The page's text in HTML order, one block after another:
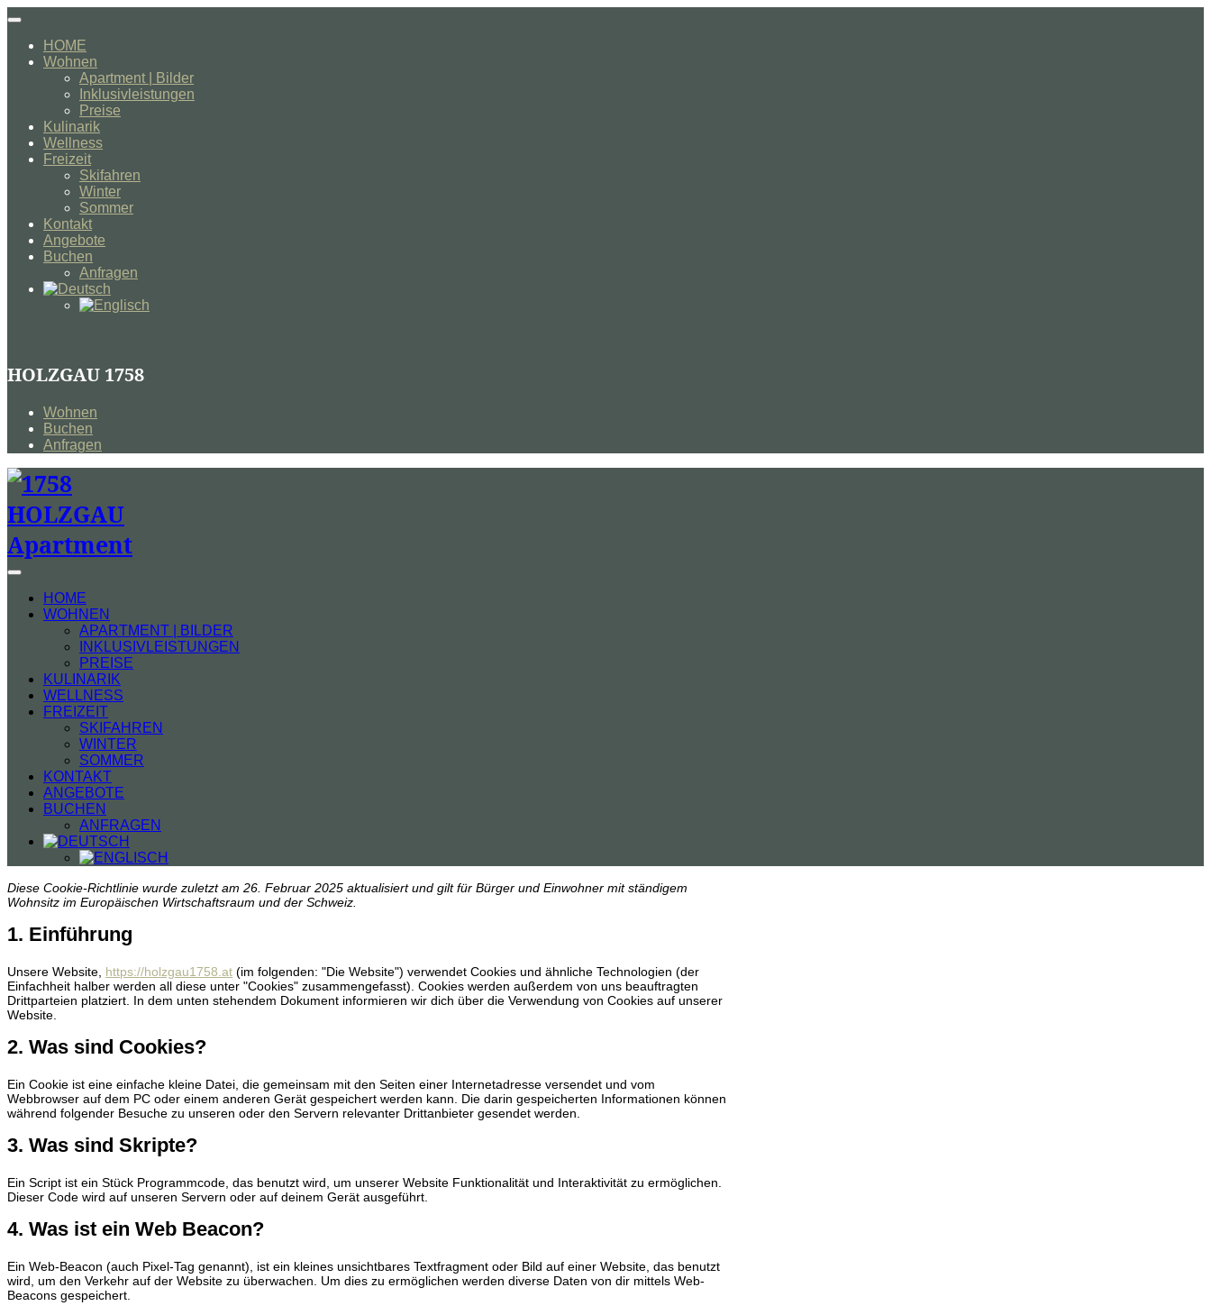
Navigation
umschalten
HOME
Wohnen
Apartment | Bilder
Inklusivleistungen
Preise
Kulinarik
Wellness
Freizeit
Skifahren
Winter
Sommer
Kontakt
Angebote
Buchen
Anfragen
HOLZGAU 1758
Wohnen
Buchen
Anfragen
Seitenleiste
Navigation
umschalten
HOME
WOHNEN
APARTMENT | BILDER
INKLUSIVLEISTUNGEN
PREISE
KULINARIK
WELLNESS
FREIZEIT
SKIFAHREN
WINTER
SOMMER
KONTAKT
ANGEBOTE
BUCHEN
ANFRAGEN
Diese Cookie-Richtlinie wurde zuletzt am 26. Februar 2025 aktualisiert und gilt für Bürger und Einwohner mit ständigem
Wohnsitz im Europäischen Wirtschaftsraum und der Schweiz.
1. Einführung
Unsere Website, https://holzgau1758.at (im folgenden: "Die Website") verwendet Cookies und ähnliche Technologien (der
Einfachheit halber werden all diese unter "Cookies" zusammengefasst). Cookies werden außerdem von uns beauftragten
Drittparteien platziert. In dem unten stehendem Dokument informieren wir dich über die Verwendung von Cookies auf unserer
Website.
2. Was sind Cookies?
Ein Cookie ist eine einfache kleine Datei, die gemeinsam mit den Seiten einer Internetadresse versendet und vom
Webbrowser auf dem PC oder einem anderen Gerät gespeichert werden kann. Die darin gespeicherten Informationen können
während folgender Besuche zu unseren oder den Servern relevanter Drittanbieter gesendet werden.
3. Was sind Skripte?
Ein Script ist ein Stück Programmcode, das benutzt wird, um unserer Website Funktionalität und Interaktivität zu ermöglichen.
Dieser Code wird auf unseren Servern oder auf deinem Gerät ausgeführt.
4. Was ist ein Web Beacon?
Ein Web-Beacon (auch Pixel-Tag genannt), ist ein kleines unsichtbares Textfragment oder Bild auf einer Website, das benutzt
wird, um den Verkehr auf der Website zu überwachen. Um dies zu ermöglichen werden diverse Daten von dir mittels Web-
Beacons gespeichert.